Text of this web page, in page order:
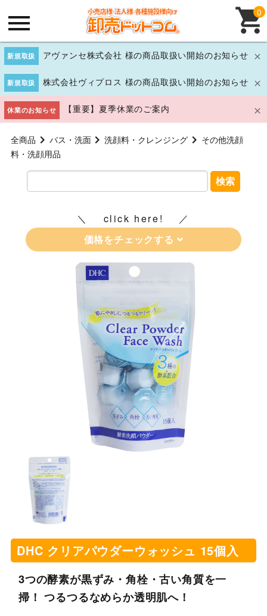
新規取扱 アヴァンセ株式会社 様の商品取扱い開始のお知らせ
新規取扱 株式会社ヴィプロス 様の商品取扱い開始のお知らせ
休業のお知らせ 【重要】夏季休業のご案内
0
全商品 バス・洗面 洗顔料・クレンジング
その他洗顔
料・洗顔用品
検索
click here!
価格をチェックする
DHC クリアパウダーウォッシュ 15個入
3つの酵素が黒ずみ・角栓・古い角質を一
掃！ つるつるなめらか透明肌へ！